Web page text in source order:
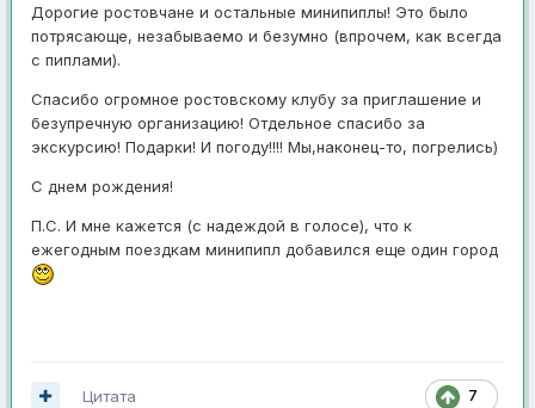
Дорогие ростовчане и остальные минипиплы! Это было
потрясающе, незабываемо и безумно (впрочем, как всегда
с пиплами).
Спасибо огромное ростовскому клубу за приглашение и
безупречную организацию! Отдельное спасибо за
экскурсию! Подарки! И погоду!!!! Мы,наконец-то, погрелись)
С днем рождения!
П.С. И мне кажется (с надеждой в голосе), что к
ежегодным поездкам минипипл добавился еще один город
7
Цитата